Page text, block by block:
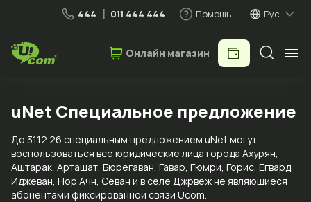
444 011 444 444 Помощь Рус
Мобильная связь
Фиксированные услуги
Онлайн магазин
uNet Специальное предложение
До 31.12.26 специальным предложением uNet могут
воспользоваться все юридические лица города Ахурян,
Аштарак, Арташат, Бюрегаван, Гавар, Гюмри, Горис, Егвард,
Иджеван, Нор Ачн, Севан и в селе Джрвеж не являющиеся
абонентами фиксированной связи Ucom.